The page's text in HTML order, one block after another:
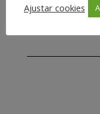
cantidad
Ajustar cookies